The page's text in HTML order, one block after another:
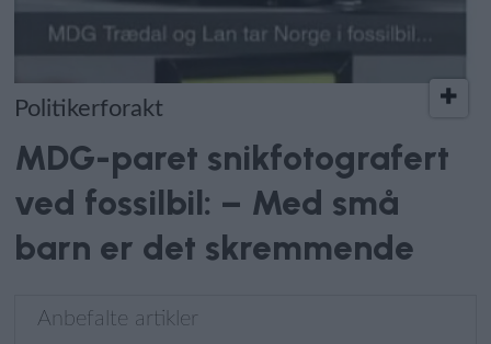
Politikerforakt
MDG-paret snikfotografert
ved fossilbil: – Med små
barn er det skremmende
Anbefalte artikler